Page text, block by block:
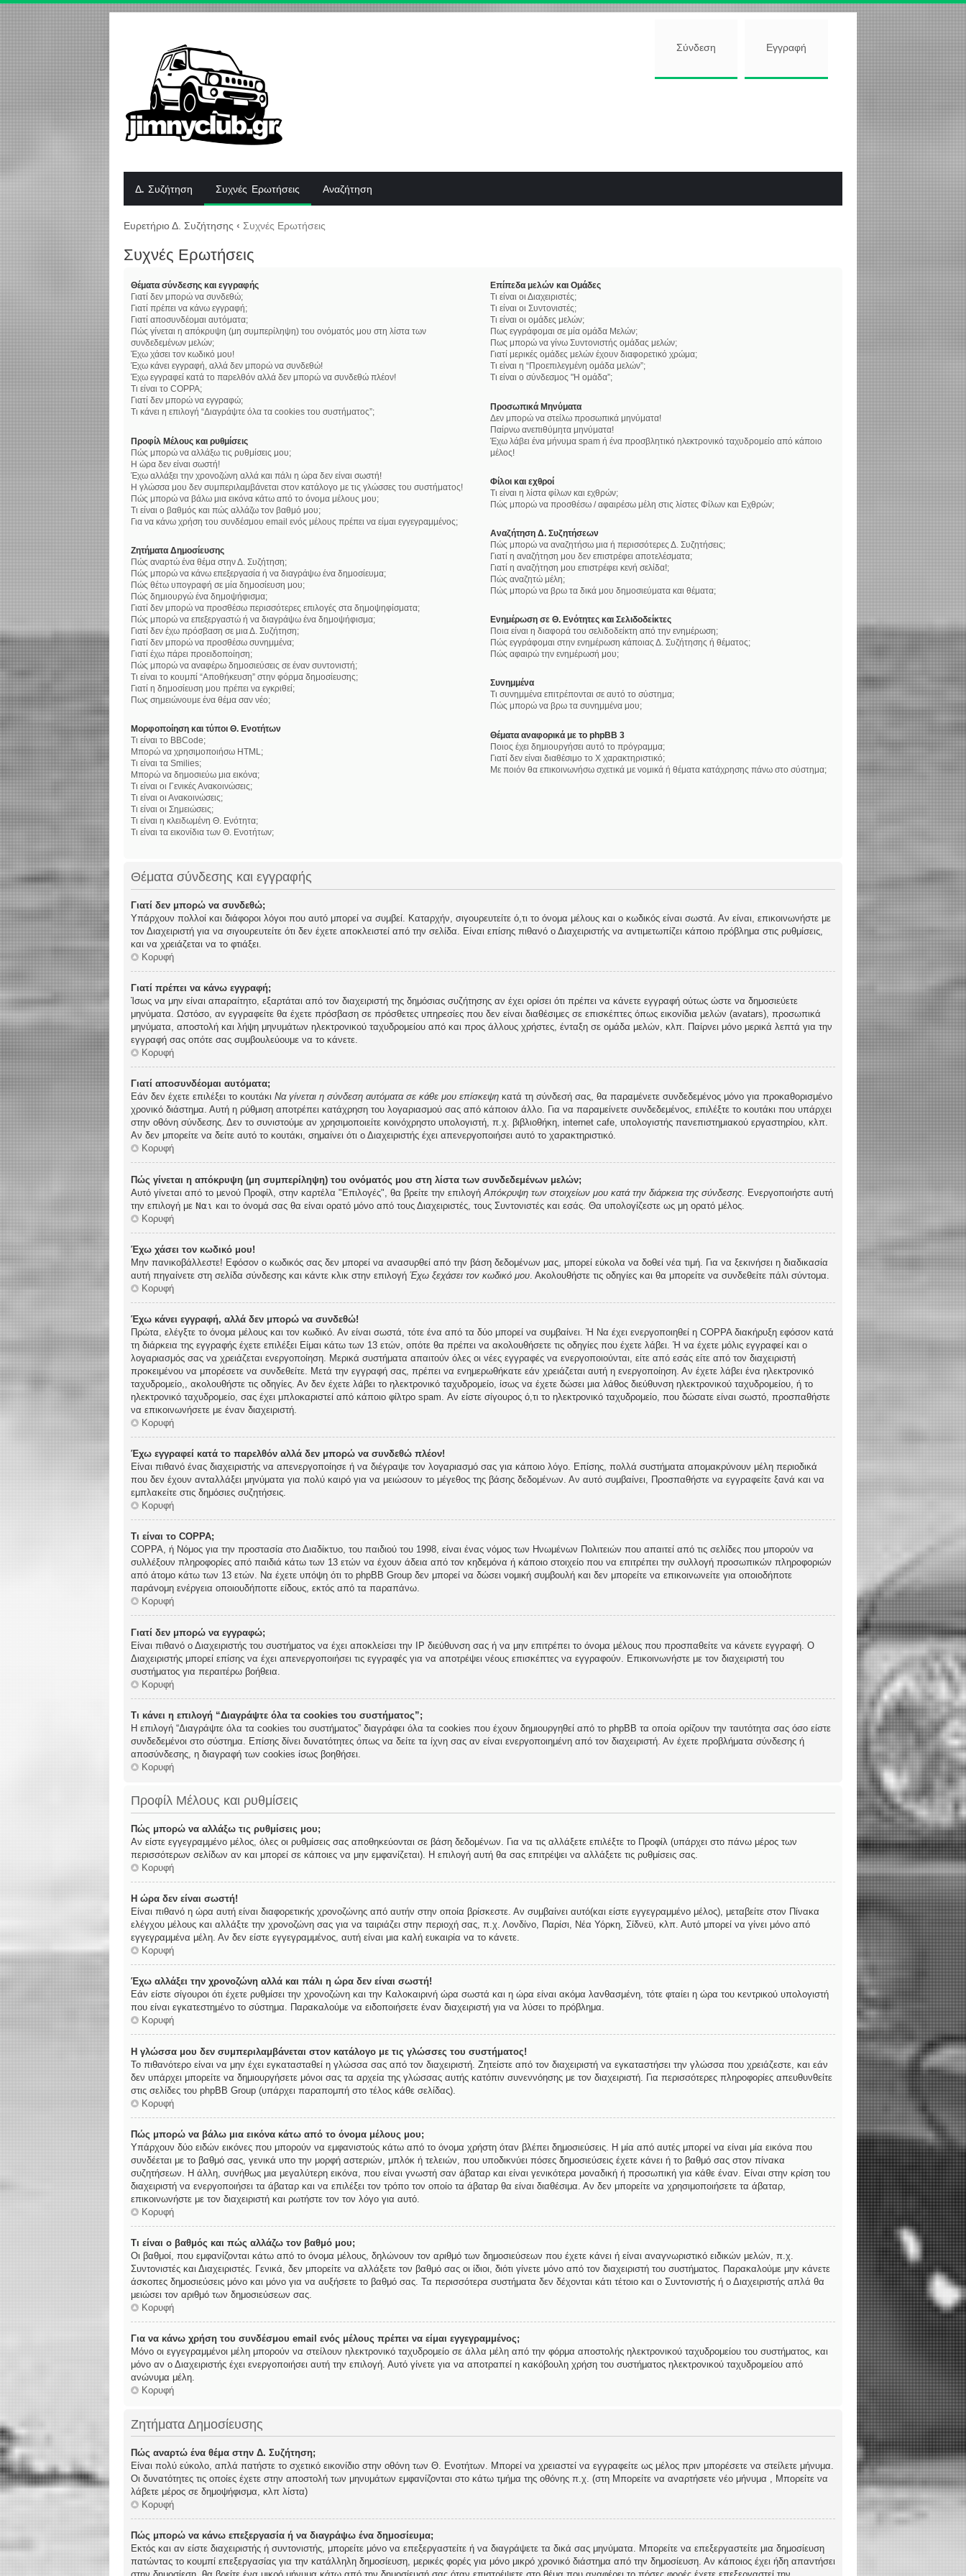
Σύνδεση Εγγραφή
Δ. Συζήτηση Συχνές Ερωτήσεις Αναζήτηση
Ευρετήριο Δ. Συζήτησης ‹ Συχνές Ερωτήσεις
Συχνές Ερωτήσεις
Θέματα σύνδεσης και εγγραφής
Γιατί δεν μπορώ να συνδεθώ;
Γιατί πρέπει να κάνω εγγραφή;
Γιατί αποσυνδέομαι αυτόματα;
Πώς γίνεται η απόκρυψη (μη συμπερίληψη) του ονόματός μου στη λίστα των
συνδεδεμένων μελών;
Έχω χάσει τον κωδικό μου!
Έχω κάνει εγγραφή, αλλά δεν μπορώ να συνδεθώ!
Έχω εγγραφεί κατά το παρελθόν αλλά δεν μπορώ να συνδεθώ πλέον!
Τι είναι το COPPA;
Γιατί δεν μπορώ να εγγραφώ;
Τι κάνει η επιλογή “Διαγράψτε όλα τα cookies του συστήματος”;
Προφίλ Μέλους και ρυθμίσεις
Πώς μπορώ να αλλάξω τις ρυθμίσεις μου;
Η ώρα δεν είναι σωστή!
Έχω αλλάξει την χρονοζώνη αλλά και πάλι η ώρα δεν είναι σωστή!
Η γλώσσα μου δεν συμπεριλαμβάνεται στον κατάλογο με τις γλώσσες του συστήματος!
Πώς μπορώ να βάλω μια εικόνα κάτω από το όνομα μέλους μου;
Τι είναι ο βαθμός και πώς αλλάζω τον βαθμό μου;
Για να κάνω χρήση του συνδέσμου email ενός μέλους πρέπει να είμαι εγγεγραμμένος;
Ζητήματα Δημοσίευσης
Πώς αναρτώ ένα θέμα στην Δ. Συζήτηση;
Πώς μπορώ να κάνω επεξεργασία ή να διαγράψω ένα δημοσίευμα;
Πώς θέτω υπογραφή σε μία δημοσίευση μου;
Πώς δημιουργώ ένα δημοψήφισμα;
Γιατί δεν μπορώ να προσθέσω περισσότερες επιλογές στα δημοψηφίσματα;
Πώς μπορώ να επεξεργαστώ ή να διαγράψω ένα δημοψήφισμα;
Γιατί δεν έχω πρόσβαση σε μια Δ. Συζήτηση;
Γιατί δεν μπορώ να προσθέσω συνημμένα;
Γιατί έχω πάρει προειδοποίηση;
Πώς μπορώ να αναφέρω δημοσιεύσεις σε έναν συντονιστή;
Τι είναι το κουμπί “Αποθήκευση” στην φόρμα δημοσίευσης;
Γιατί η δημοσίευση μου πρέπει να εγκριθεί;
Πως σημειώνουμε ένα θέμα σαν νέο;
Μορφοποίηση και τύποι Θ. Ενοτήτων
Τι είναι το BBCode;
Μπορώ να χρησιμοποιήσω HTML;
Τι είναι τα Smilies;
Μπορώ να δημοσιεύω μια εικόνα;
Τι είναι οι Γενικές Ανακοινώσεις;
Τι είναι οι Ανακοινώσεις;
Τι είναι οι Σημειώσεις;
Τι είναι η κλειδωμένη Θ. Ενότητα;
Τι είναι τα εικονίδια των Θ. Ενοτήτων;
Επίπεδα μελών και Ομάδες
Τι είναι οι Διαχειριστές;
Τι είναι οι Συντονιστές;
Τι είναι οι ομάδες μελών;
Πως εγγράφομαι σε μία ομάδα Μελών;
Πως μπορώ να γίνω Συντονιστής ομάδας μελών;
Γιατί μερικές ομάδες μελών έχουν διαφορετικό χρώμα;
Τι είναι η “Προεπιλεγμένη ομάδα μελών”;
Τι είναι ο σύνδεσμος "Η ομάδα”;
Προσωπικά Μηνύματα
Δεν μπορώ να στείλω προσωπικά μηνύματα!
Παίρνω ανεπιθύμητα μηνύματα!
Έχω λάβει ένα μήνυμα spam ή ένα προσβλητικό ηλεκτρονικό ταχυδρομείο από κάποιο
μέλος!
Φίλοι και εχθροί
Τι είναι η λίστα φίλων και εχθρών;
Πώς μπορώ να προσθέσω / αφαιρέσω μέλη στις λίστες Φίλων και Εχθρών;
Αναζήτηση Δ. Συζητήσεων
Πώς μπορώ να αναζητήσω μια ή περισσότερες Δ. Συζητήσεις;
Γιατί η αναζήτηση μου δεν επιστρέφει αποτελέσματα;
Γιατί η αναζήτηση μου επιστρέφει κενή σελίδα!;
Πώς αναζητώ μέλη;
Πώς μπορώ να βρω τα δικά μου δημοσιεύματα και θέματα;
Ενημέρωση σε Θ. Ενότητες και Σελιδοδείκτες
Ποια είναι η διαφορά του σελιδοδείκτη από την ενημέρωση;
Πώς εγγράφομαι στην ενημέρωση κάποιας Δ. Συζήτησης ή θέματος;
Πώς αφαιρώ την ενημέρωσή μου;
Συνημμένα
Τι συνημμένα επιτρέπονται σε αυτό το σύστημα;
Πώς μπορώ να βρω τα συνημμένα μου;
Θέματα αναφορικά με το phpBB 3
Ποιος έχει δημιουργήσει αυτό το πρόγραμμα;
Γιατί δεν είναι διαθέσιμο το Χ χαρακτηριστικό;
Με ποιόν θα επικοινωνήσω σχετικά με νομικά ή θέματα κατάχρησης πάνω στο σύστημα;
Θέματα σύνδεσης και εγγραφής
Γιατί δεν μπορώ να συνδεθώ;
Υπάρχουν πολλοί και διάφοροι λόγοι που αυτό μπορεί να συμβεί. Καταρχήν, σιγουρευτείτε ό,τι το όνομα μέλους και ο κωδικός είναι σωστά. Αν είναι, επικοινωνήστε με
τον Διαχειριστή για να σιγουρευτείτε ότι δεν έχετε αποκλειστεί από την σελίδα. Είναι επίσης πιθανό ο Διαχειριστής να αντιμετωπίζει κάποιο πρόβλημα στις ρυθμίσεις,
και να χρειάζεται να το φτιάξει.
Κορυφή
Γιατί πρέπει να κάνω εγγραφή;
Ίσως να μην είναι απαραίτητο, εξαρτάται από τον διαχειριστή της δημόσιας συζήτησης αν έχει ορίσει ότι πρέπει να κάνετε εγγραφή ούτως ώστε να δημοσιεύετε
μηνύματα. Ωστόσο, αν εγγραφείτε θα έχετε πρόσβαση σε πρόσθετες υπηρεσίες που δεν είναι διαθέσιμες σε επισκέπτες όπως εικονίδια μελών (avatars), προσωπικά
μηνύματα, αποστολή και λήψη μηνυμάτων ηλεκτρονικού ταχυδρομείου από και προς άλλους χρήστες, ένταξη σε ομάδα μελών, κλπ. Παίρνει μόνο μερικά λεπτά για την
εγγραφή σας οπότε σας συμβουλεύουμε να το κάνετε.
Κορυφή
Γιατί αποσυνδέομαι αυτόματα;
Εάν δεν έχετε επιλέξει το κουτάκι Να γίνεται η σύνδεση αυτόματα σε κάθε μου επίσκεψη κατά τη σύνδεσή σας, θα παραμένετε συνδεδεμένος μόνο για προκαθορισμένο
χρονικό διάστημα. Αυτή η ρύθμιση αποτρέπει κατάχρηση του λογαριασμού σας από κάποιον άλλο. Για να παραμείνετε συνδεδεμένος, επιλέξτε το κουτάκι που υπάρχει
στην οθόνη σύνδεσης. Δεν το συνιστούμε αν χρησιμοποιείτε κοινόχρηστο υπολογιστή, π.χ. βιβλιοθήκη, internet cafe, υπολογιστής πανεπιστημιακού εργαστηρίου, κλπ.
Αν δεν μπορείτε να δείτε αυτό το κουτάκι, σημαίνει ότι ο Διαχειριστής έχει απενεργοποιήσει αυτό το χαρακτηριστικό.
Κορυφή
Πώς γίνεται η απόκρυψη (μη συμπερίληψη) του ονόματός μου στη λίστα των συνδεδεμένων μελών;
Αυτό γίνεται από το μενού Προφίλ, στην καρτέλα "Επιλογές", θα βρείτε την επιλογή Απόκρυψη των στοιχείων μου κατά την διάρκεια της σύνδεσης . Ενεργοποιήστε αυτή
την επιλογή με Ναι και το όνομά σας θα είναι ορατό μόνο από τους Διαχειριστές, τους Συντονιστές και εσάς. Θα υπολογίζεστε ως μη ορατό μέλος.
Κορυφή
Έχω χάσει τον κωδικό μου!
Μην πανικοβάλλεστε! Εφόσον ο κωδικός σας δεν μπορεί να ανασυρθεί από την βάση δεδομένων μας, μπορεί εύκολα να δοθεί νέα τιμή. Για να ξεκινήσει η διαδικασία
αυτή πηγαίνετε στη σελίδα σύνδεσης και κάντε κλικ στην επιλογή Έχω ξεχάσει τον κωδικό μου . Ακολουθήστε τις οδηγίες και θα μπορείτε να συνδεθείτε πάλι σύντομα.
Κορυφή
Έχω κάνει εγγραφή, αλλά δεν μπορώ να συνδεθώ!
Πρώτα, ελέγξτε το όνομα μέλους και τον κωδικό. Αν είναι σωστά, τότε ένα από τα δύο μπορεί να συμβαίνει. Ή Να έχει ενεργοποιηθεί η COPPA διακήρυξη εφόσον κατά
τη διάρκεια της εγγραφής έχετε επιλέξει Είμαι κάτω των 13 ετών, οπότε θα πρέπει να ακολουθήσετε τις οδηγίες που έχετε λάβει. Ή να έχετε μόλις εγγραφεί και ο
λογαριασμός σας να χρειάζεται ενεργοποίηση. Μερικά συστήματα απαιτούν όλες οι νέες εγγραφές να ενεργοποιούνται, είτε από εσάς είτε από τον διαχειριστή
προκειμένου να μπορέσετε να συνδεθείτε. Μετά την εγγραφή σας, πρέπει να ενημερωθήκατε εάν χρειάζεται αυτή η ενεργοποίηση. Αν έχετε λάβει ένα ηλεκτρονικό
ταχυδρομείο,, ακολουθήστε τις οδηγίες. Αν δεν έχετε λάβει το ηλεκτρονικό ταχυδρομείο, ίσως να έχετε δώσει μια λάθος διεύθυνση ηλεκτρονικού ταχυδρομείου, ή το
ηλεκτρονικό ταχυδρομείο, σας έχει μπλοκαριστεί από κάποιο φίλτρο spam. Αν είστε σίγουρος ό,τι το ηλεκτρονικό ταχυδρομείο, που δώσατε είναι σωστό, προσπαθήστε
να επικοινωνήσετε με έναν διαχειριστή.
Κορυφή
Έχω εγγραφεί κατά το παρελθόν αλλά δεν μπορώ να συνδεθώ πλέον!
Είναι πιθανό ένας διαχειριστής να απενεργοποίησε ή να διέγραψε τον λογαριασμό σας για κάποιο λόγο. Επίσης, πολλά συστήματα απομακρύνουν μέλη περιοδικά
που δεν έχουν ανταλλάξει μηνύματα για πολύ καιρό για να μειώσουν το μέγεθος της βάσης δεδομένων. Αν αυτό συμβαίνει, Προσπαθήστε να εγγραφείτε ξανά και να
εμπλακείτε στις δημόσιες συζητήσεις.
Κορυφή
Τι είναι το COPPA;
COPPA, ή Νόμος για την προστασία στο Διαδίκτυο, του παιδιού του 1998, είναι ένας νόμος των Ηνωμένων Πολιτειών που απαιτεί από τις σελίδες που μπορούν να
συλλέξουν πληροφορίες από παιδιά κάτω των 13 ετών να έχουν άδεια από τον κηδεμόνα ή κάποιο στοιχείο που να επιτρέπει την συλλογή προσωπικών πληροφοριών
από άτομο κάτω των 13 ετών. Να έχετε υπόψη ότι το phpBB Group δεν μπορεί να δώσει νομική συμβουλή και δεν μπορείτε να επικοινωνείτε για οποιοδήποτε
παράνομη ενέργεια οποιουδήποττε είδους, εκτός από τα παραπάνω.
Κορυφή
Γιατί δεν μπορώ να εγγραφώ;
Είναι πιθανό ο Διαχειριστής του συστήματος να έχει αποκλείσει την IP διεύθυνση σας ή να μην επιτρέπει το όνομα μέλους που προσπαθείτε να κάνετε εγγραφή. Ο
Διαχειριστής μπορεί επίσης να έχει απενεργοποιήσει τις εγγραφές για να αποτρέψει νέους επισκέπτες να εγγραφούν. Επικοινωνήστε με τον διαχειριστή του
συστήματος για περαιτέρω βοήθεια.
Κορυφή
Τι κάνει η επιλογή “Διαγράψτε όλα τα cookies του συστήματος”;
Η επιλογή “Διαγράψτε όλα τα cookies του συστήματος” διαγράφει όλα τα cookies που έχουν δημιουργηθεί από το phpBB τα οποία ορίζουν την ταυτότητα σας όσο είστε
συνδεδεμένοι στο σύστημα. Επίσης δίνει δυνατότητες όπως να δείτε τα ίχνη σας αν είναι ενεργοποιημένη από τον διαχειριστή. Αν έχετε προβλήματα σύνδεσης ή
αποσύνδεσης, η διαγραφή των cookies ίσως βοηθήσει.
Κορυφή
Προφίλ Μέλους και ρυθμίσεις
Πώς μπορώ να αλλάξω τις ρυθμίσεις μου;
Αν είστε εγγεγραμμένο μέλος, όλες οι ρυθμίσεις σας αποθηκεύονται σε βάση δεδομένων. Για να τις αλλάξετε επιλέξτε το Προφίλ (υπάρχει στο πάνω μέρος των
περισσότερων σελίδων αν και μπορεί σε κάποιες να μην εμφανίζεται). Η επιλογή αυτή θα σας επιτρέψει να αλλάξετε τις ρυθμίσεις σας.
Κορυφή
Η ώρα δεν είναι σωστή!
Είναι πιθανό η ώρα αυτή είναι διαφορετικής χρονοζώνης από αυτήν στην οποία βρίσκεστε. Αν συμβαίνει αυτό(και είστε εγγεγραμμένο μέλος), μεταβείτε στον Πίνακα
ελέγχου μέλους και αλλάξτε την χρονοζώνη σας για να ταιριάζει στην περιοχή σας, π.χ. Λονδίνο, Παρίσι, Νέα Υόρκη, Σίδνεϋ, κλπ. Αυτό μπορεί να γίνει μόνο από
εγγεγραμμένα μέλη. Αν δεν είστε εγγεγραμμένος, αυτή είναι μια καλή ευκαιρία να το κάνετε.
Κορυφή
Έχω αλλάξει την χρονοζώνη αλλά και πάλι η ώρα δεν είναι σωστή!
Εάν είστε σίγουροι ότι έχετε ρυθμίσει την χρονοζώνη και την Καλοκαιρινή ώρα σωστά και η ώρα είναι ακόμα λανθασμένη, τότε φταίει η ώρα του κεντρικού υπολογιστή
που είναι εγκατεστημένο το σύστημα. Παρακαλούμε να ειδοποιήσετε έναν διαχειριστή για να λύσει το πρόβλημα.
Κορυφή
Η γλώσσα μου δεν συμπεριλαμβάνεται στον κατάλογο με τις γλώσσες του συστήματος!
Το πιθανότερο είναι να μην έχει εγκατασταθεί η γλώσσα σας από τον διαχειριστή. Ζητείστε από τον διαχειριστή να εγκαταστήσει την γλώσσα που χρειάζεστε, και εάν
δεν υπάρχει μπορείτε να δημιουργήσετε μόνοι σας τα αρχεία της γλώσσας αυτής κατόπιν συνεννόησης με τον διαχειριστή. Για περισσότερες πληροφορίες απευθυνθείτε
στις σελίδες του phpBB Group (υπάρχει παραπομπή στο τέλος κάθε σελίδας).
Κορυφή
Πώς μπορώ να βάλω μια εικόνα κάτω από το όνομα μέλους μου;
Υπάρχουν δύο ειδών εικόνες που μπορούν να εμφανιστούς κάτω από το όνομα χρήστη όταν βλέπει δημοσιεύσεις. Η μία από αυτές μπορεί να είναι μία εικόνα που
συνδέεται με το βαθμό σας, γενικά υπο την μορφή αστεριών, μπλόκ ή τελειών, που υποδικνύει πόσες δημοσιεύσεις έχετε κάνει ή το βαθμό σας στον πίνακα
συζητήσεων. Η άλλη, συνήθως μια μεγαλύτερη εικόνα, που είναι γνωστή σαν άβαταρ και είναι γενικότερα μοναδική ή προσωπική για κάθε έναν. Είναι στην κρίση του
διαχειριστή να ενεργοποιήσει τα άβαταρ και να επιλέξει τον τρόπο τον οποίο τα άβαταρ θα είναι διαθέσιμα. Αν δεν μπορείτε να χρησιμοποιήσετε τα άβαταρ,
επικοινωνήστε με τον διαχειριστή και ρωτήστε τον τον λόγο για αυτό.
Κορυφή
Τι είναι ο βαθμός και πώς αλλάζω τον βαθμό μου;
Οι βαθμοί, που εμφανίζονται κάτω από το όνομα μέλους, δηλώνουν τον αριθμό των δημοσιεύσεων που έχετε κάνει ή είναι αναγνωριστικό ειδικών μελών, π.χ.
Συντονιστές και Διαχειριστές. Γενικά, δεν μπορείτε να αλλάξετε τον βαθμό σας οι ίδιοι, διότι γίνετε μόνο από τον διαχειριστή του συστήματος. Παρακαλούμε μην κάνετε
άσκοπες δημοσιεύσεις μόνο και μόνο για να αυξήσετε το βαθμό σας. Τα περισσότερα συστήματα δεν δέχονται κάτι τέτοιο και ο Συντονιστής ή ο Διαχειριστής απλά θα
μειώσει τον αριθμό των δημοσιεύσεων σας.
Κορυφή
Για να κάνω χρήση του συνδέσμου email ενός μέλους πρέπει να είμαι εγγεγραμμένος;
Μόνο οι εγγεγραμμένοι μέλη μπορούν να στείλουν ηλεκτρονικό ταχυδρομείο σε άλλα μέλη από την φόρμα αποστολής ηλεκτρονικού ταχυδρομείου του συστήματος, και
μόνο αν ο Διαχειριστής έχει ενεργοποιήσει αυτή την επιλογή. Αυτό γίνετε για να αποτραπεί η κακόβουλη χρήση του συστήματος ηλεκτρονικού ταχυδρομείου από
ανώνυμα μέλη.
Κορυφή
Ζητήματα Δημοσίευσης
Πώς αναρτώ ένα θέμα στην Δ. Συζήτηση;
Είναι πολύ εύκολο, απλά πατήστε το σχετικό εικονίδιο στην οθόνη των Θ. Ενοτήτων. Μπορεί να χρειαστεί να εγγραφείτε ως μέλος πριν μπορέσετε να στείλετε μήνυμα.
Οι δυνατότητες τις οποίες έχετε στην αποστολή των μηνυμάτων εμφανίζονται στο κάτω τμήμα της οθόνης π.χ. (στη Μπορείτε να αναρτήσετε νέο μήνυμα , Μπορείτε να
λάβετε μέρος σε δημοψήφισμα, κλπ λίστα)
Κορυφή
Πώς μπορώ να κάνω επεξεργασία ή να διαγράψω ένα δημοσίευμα;
Εκτός και αν είστε διαχειριστής ή συντονιστής, μπορείτε μόνο να επεξεργαστείτε ή να διαγράψετε τα δικά σας μηνύματα. Μπορείτε να επεξεργαστείτε μια δημοσίευση
πατώντας το κουμπί επεξεργασίας για την κατάλληλη δημοσίευση, μερικές φορές για μόνο μικρό χρονικό διάστημα από την δημοσίευση. Αν κάποιος έχει ήδη απαντήσει